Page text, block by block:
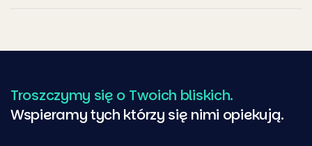
Troszczymy się o Twoich bliskich.
Wspieramy tych którzy się nimi opiekują.